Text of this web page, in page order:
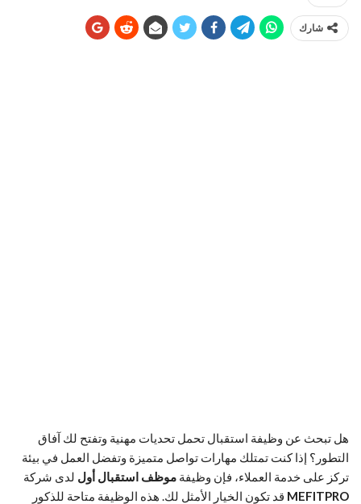
شارك
هل تبحث عن وظيفة استقبال تحمل تحديات مهنية وتفتح لك آفاق
التطور؟ إذا كنت تمتلك مهارات تواصل متميزة وتفضل العمل في بيئة
تركز على خدمة العملاء، فإن وظيفة موظف استقبال أول لدى شركة
MEFITPRO قد تكون الخيار الأمثل لك. هذه الوظيفة متاحة للذكور